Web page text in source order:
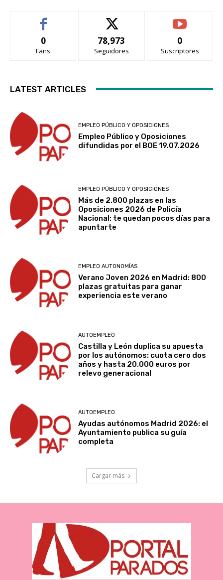
0
Fans
78,973
Seguidores
0
Suscriptores
LATEST ARTICLES
EMPLEO PÚBLICO Y OPOSICIONES
Empleo Público y Oposiciones
difundidas por el BOE 19.07.2026
EMPLEO PÚBLICO Y OPOSICIONES
Más de 2.800 plazas en las
Oposiciones 2026 de Policía
Nacional: te quedan pocos días para
apuntarte
EMPLEO AUTONOMÍAS
Verano Joven 2026 en Madrid: 800
plazas gratuitas para ganar
experiencia este verano
AUTOEMPLEO
Castilla y León duplica su apuesta
por los autónomos: cuota cero dos
años y hasta 20.000 euros por
relevo generacional
AUTOEMPLEO
Ayudas autónomos Madrid 2026: el
Ayuntamiento publica su guía
completa
Cargar más